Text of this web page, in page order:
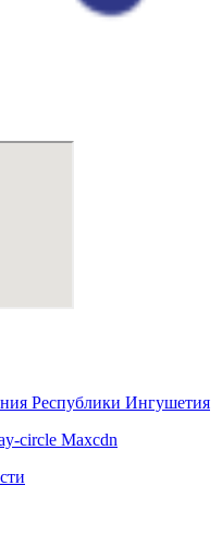
Республики Ингушетия
circle Maxcdn